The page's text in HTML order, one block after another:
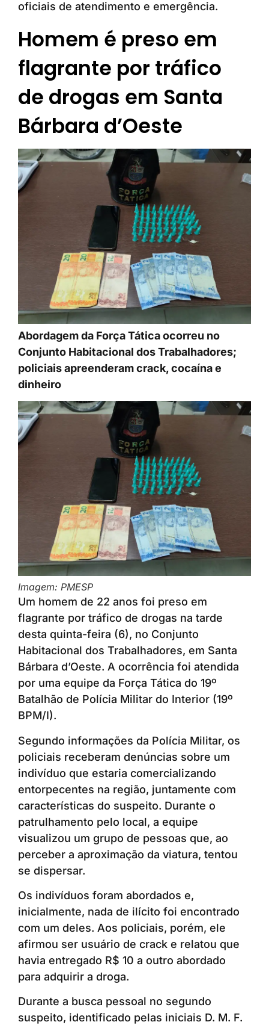
oficiais de atendimento e emergência.
Homem é preso em
flagrante por tráfico
de drogas em Santa
Bárbara d’Oeste
Abordagem da Força Tática ocorreu no
Conjunto Habitacional dos Trabalhadores;
policiais apreenderam crack, cocaína e
dinheiro
Imagem: PMESP
Um homem de 22 anos foi preso em
flagrante por tráfico de drogas na tarde
desta quinta-feira (6), no Conjunto
Habitacional dos Trabalhadores, em Santa
Bárbara d’Oeste. A ocorrência foi atendida
por uma equipe da Força Tática do 19º
Batalhão de Polícia Militar do Interior (19º
BPM/I).
Segundo informações da Polícia Militar, os
policiais receberam denúncias sobre um
indivíduo que estaria comercializando
entorpecentes na região, juntamente com
características do suspeito. Durante o
patrulhamento pelo local, a equipe
visualizou um grupo de pessoas que, ao
perceber a aproximação da viatura, tentou
se dispersar.
Os indivíduos foram abordados e,
inicialmente, nada de ilícito foi encontrado
com um deles. Aos policiais, porém, ele
afirmou ser usuário de crack e relatou que
havia entregado R$ 10 a outro abordado
para adquirir a droga.
Durante a busca pessoal no segundo
suspeito, identificado pelas iniciais D. M. F.